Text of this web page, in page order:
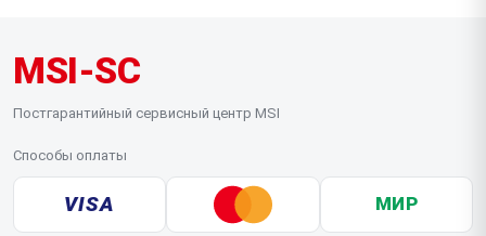
MSI-SC
Постгарантийный сервисный центр MSI
Способы оплаты
VISA МИР